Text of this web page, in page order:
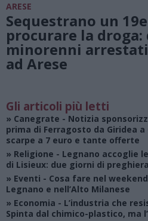
ARESE
Sequestrano un
procurare la
minorenni
ad Arese
Gli articoli più letti
» Canegrate - Notizia
prima di Ferragosto da Giridea
scarpe a 7 euro e tante offerte
» Religione - Legnano accoglie
di Lisieux: due giorni di
» Eventi - Cosa fare nel
Legnano e nell’Alto Milanese
» Economia - L’industria che
Spinta dal chimico-plastico, ma